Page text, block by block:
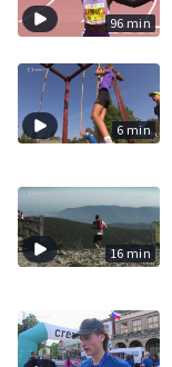
96 min
6 min
16 min